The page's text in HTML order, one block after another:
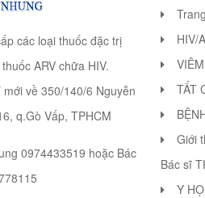
các loại thuốc đặc trị
ARV chữa HIV.
về 350/140/6 Nguyễn
q.Gò Vấp, TPHCM
0974433519 hoặc Bác
HIV/
TẤT
Giới
Bác sĩ
Y